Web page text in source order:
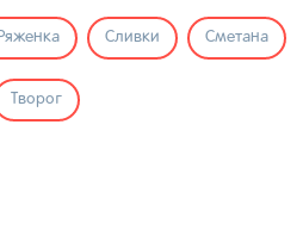
Ряженка Сливки Сметана
Творог